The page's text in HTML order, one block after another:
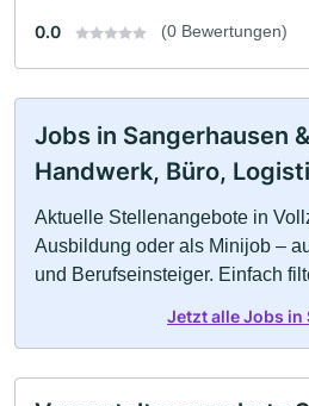
0.0 (0 Bewertungen)
Jobs in Sangerhausen
Handwerk, Büro,
Aktuelle Stellenangebote in
Ausbildung oder als Minijob –
und Berufseinsteiger. Einfach
Jetzt alle Jobs in